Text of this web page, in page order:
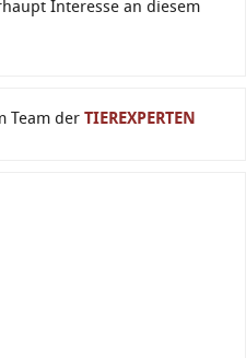
Interesse an diesem
Team der TIEREXPERTEN